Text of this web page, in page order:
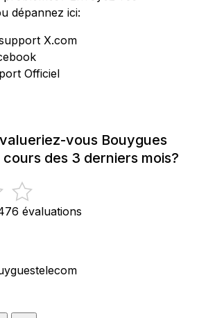
dépannez ici:
X.com
Officiel
vous Bouygues
des 3 derniers mois?
évaluations